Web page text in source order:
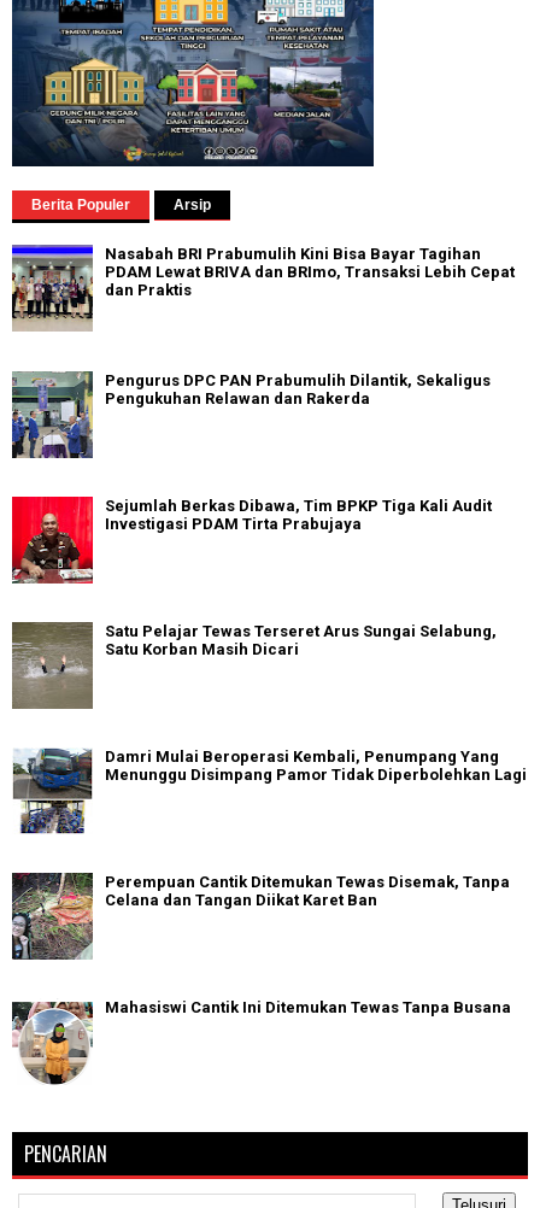
Berita Populer Arsip
Nasabah BRI Prabumulih Kini Bisa Bayar Tagihan
PDAM Lewat BRIVA dan BRImo, Transaksi Lebih Cepat
dan Praktis
Pengurus DPC PAN Prabumulih Dilantik, Sekaligus
Pengukuhan Relawan dan Rakerda
Sejumlah Berkas Dibawa, Tim BPKP Tiga Kali Audit
Investigasi PDAM Tirta Prabujaya
Satu Pelajar Tewas Terseret Arus Sungai Selabung,
Satu Korban Masih Dicari
Damri Mulai Beroperasi Kembali, Penumpang Yang
Menunggu Disimpang Pamor Tidak Diperbolehkan Lagi
Perempuan Cantik Ditemukan Tewas Disemak, Tanpa
Celana dan Tangan Diikat Karet Ban
Mahasiswi Cantik Ini Ditemukan Tewas Tanpa Busana
PENCARIAN